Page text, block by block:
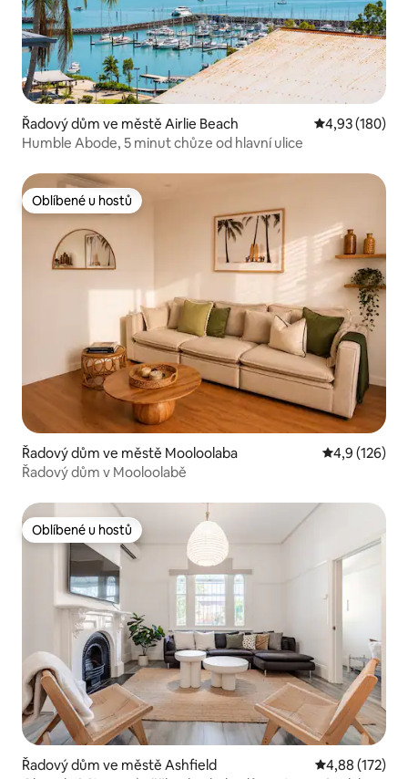
Řadový dům ve městě Airlie Beach Průměrné
4,93 (180)
Humble Abode, 5 minut chůze od hlavní ulice
Oblíbené u hostů
Oblíbené u hostů
Řadový dům ve městě Mooloolaba Průměrné
4,9 (126)
Řadový dům v Mooloolabě
Oblíbené u hostů
Oblíbené u hostů
Řadový dům ve městě Ashfield Průměrné
4,88 (172)